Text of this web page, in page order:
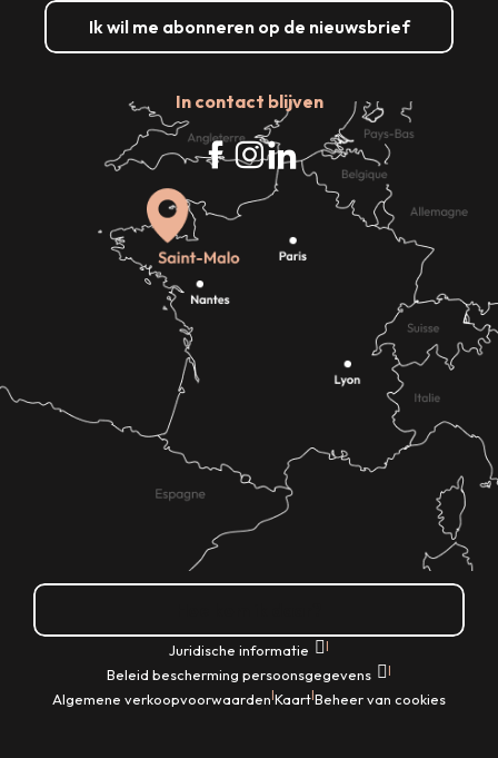
Ik wil me abonneren op de nieuwsbrief
In contact blijven
Juridische informatie |
Beleid bescherming persoonsgegevens |
Algemene verkoopvoorwaarden|Kaart|Beheer van cookies